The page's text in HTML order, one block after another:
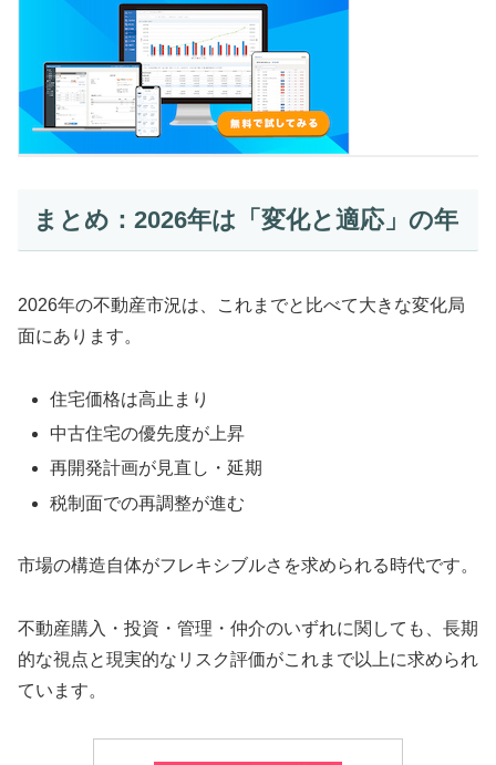
まとめ：2026年は「変化と適応」の年
2026年の不動産市況は、これまでと比べて大きな変化局
面にあります。
住宅価格は高止まり
中古住宅の優先度が上昇
再開発計画が見直し・延期
税制面での再調整が進む
市場の構造自体がフレキシブルさを求められる時代です。
不動産購入・投資・管理・仲介のいずれに関しても、長期
的な視点と現実的なリスク評価がこれまで以上に求められ
ています。